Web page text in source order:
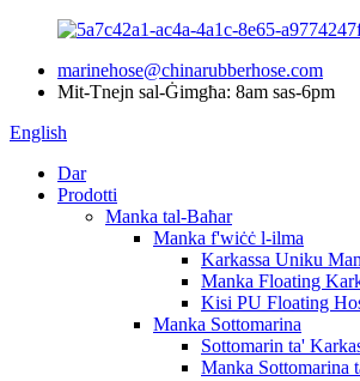
marinehose@chinarubberhose.com
Mit-Tnejn sal-Ġimgħa: 8am sas-6pm
English
Dar
Prodotti
Manka tal-Baħar
Manka f'wiċċ l-ilma
Karkassa Uniku
Manka Floating
Kisi PU Floating
Manka Sottomarina
Sottomarin ta'
Manka Sottomarina